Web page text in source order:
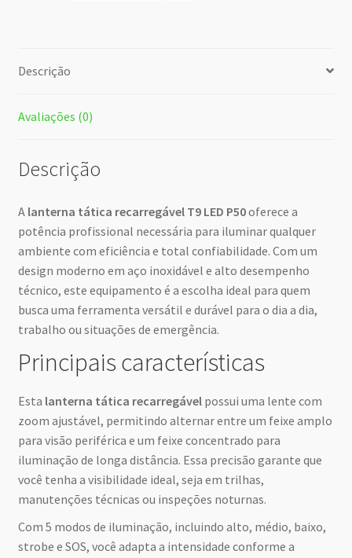
Descrição
Avaliações (0)
Descrição
A lanterna tática recarregável T9 LED P50oferece a
potência profissional necessária para iluminar qualquer
ambiente com eficiência e total confiabilidade. Com um
design moderno em aço inoxidável e alto desempenho
técnico, este equipamento é a escolha ideal para quem
busca uma ferramenta versátil e durável para o dia a dia,
trabalho ou situações de emergência.
Principais características
Esta lanterna tática recarregávelpossui uma lente com
zoom ajustável, permitindo alternar entre um feixe amplo
para visão periférica e um feixe concentrado para
iluminação de longa distância. Essa precisão garante que
você tenha a visibilidade ideal, seja em trilhas,
manutenções técnicas ou inspeções noturnas.
Com 5 modos de iluminação, incluindo alto, médio, baixo,
strobe e SOS, você adapta a intensidade conforme a